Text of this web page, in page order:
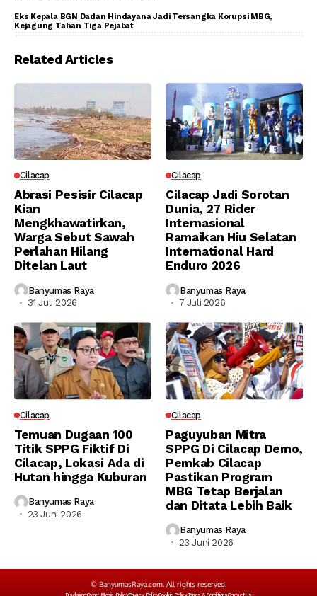
Eks Kepala BGN Dadan Hindayana Jadi Tersangka Korupsi MBG,
Kejagung Tahan Tiga Pejabat
Related Articles
Cilacap
Abrasi Pesisir Cilacap
Kian
Mengkhawatirkan,
Warga Sebut Sawah
Perlahan Hilang
Ditelan Laut
Banyumas Raya
31 Juli 2026
Cilacap
Cilacap Jadi Sorotan
Dunia, 27 Rider
Internasional
Ramaikan Hiu Selatan
International Hard
Enduro 2026
Banyumas Raya
7 Juli 2026
Cilacap
Temuan Dugaan 100
Titik SPPG Fiktif Di
Cilacap, Lokasi Ada di
Hutan hingga Kuburan
Banyumas Raya
23 Juni 2026
Cilacap
Paguyuban Mitra
SPPG Di Cilacap Demo,
Pemkab Cilacap
Pastikan Program
MBG Tetap Berjalan
dan Ditata Lebih Baik
Banyumas Raya
23 Juni 2026
© BanyumasRaya.com. All rights reserved.
DisclaimerCyber Media PolicyPrivacy PolicyCookie PolicyTerms & ConditionsContact Us